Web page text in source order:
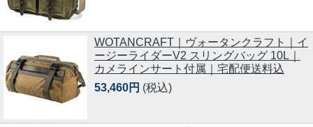
WOTANCRAFT｜ヴォータンクラフト｜イ
ージーライダーV2 スリングバッグ 10L｜
カメラインサート付属｜宅配便送料込
53,460円 (税込)